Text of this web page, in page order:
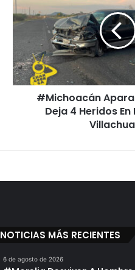
Choque
Deja
Heridos
En
La
Zacapu-
Villachuato#Michoacán
Deja 4 Heridos
NOTICIAS MÁS RECIENTES
6 de agosto de 2026